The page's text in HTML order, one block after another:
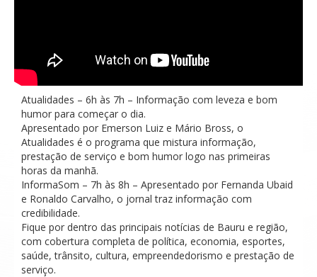
Atualidades – 6h às 7h – Informação com leveza e bom
humor para começar o dia.
Apresentado por Emerson Luiz e Mário Bross, o
Atualidades é o programa que mistura informação,
prestação de serviço e bom humor logo nas primeiras
horas da manhã.
InformaSom – 7h às 8h – Apresentado por Fernanda Ubaid
e Ronaldo Carvalho, o jornal traz informação com
credibilidade.
Fique por dentro das principais notícias de Bauru e região,
com cobertura completa de política, economia, esportes,
saúde, trânsito, cultura, empreendedorismo e prestação de
serviço.